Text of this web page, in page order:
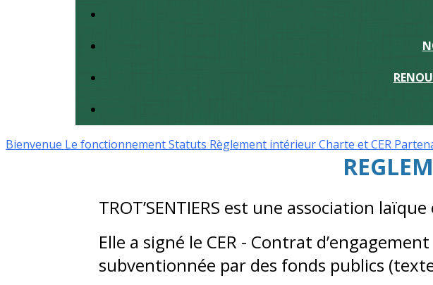
Bienvenue Le fonctionnementStatuts Règlement intérieurCharte et CER
TROT’SENTIERS est une association
Elle a signé le CER - Contrat
subventionnée par des fonds publics